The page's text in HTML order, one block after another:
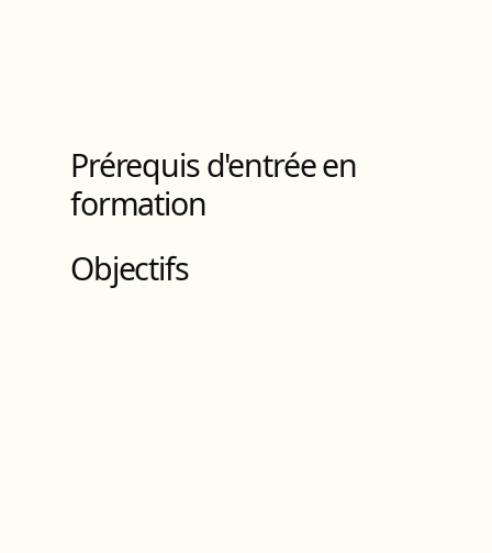
Prérequis d'entrée en
formation
Objectifs